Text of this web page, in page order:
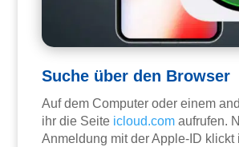
Suche über den Browser
Auf dem Computer oder einem
ihr die Seite icloud.com aufrufen.
Anmeldung mit der Apple-ID klickt